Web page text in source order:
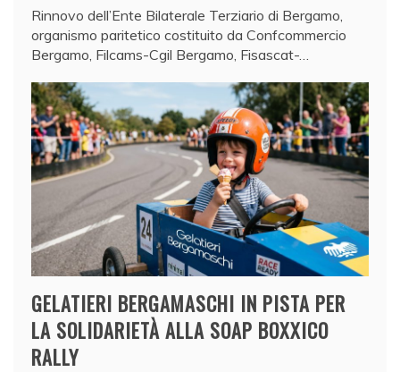
Rinnovo dell’Ente Bilaterale Terziario di Bergamo,
organismo paritetico costituito da Confcommercio
Bergamo, Filcams-Cgil Bergamo, Fisascat-…
GELATIERI BERGAMASCHI IN PISTA PER
LA SOLIDARIETÀ ALLA SOAP BOXXICO
RALLY